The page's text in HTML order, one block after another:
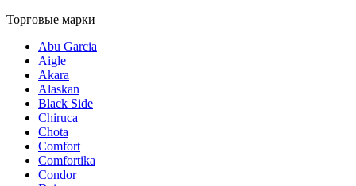
Торговые марки
Abu Garcia
Aigle
Akara
Alaskan
Black Side
Chiruca
Chota
Comfort
Comfortika
Condor